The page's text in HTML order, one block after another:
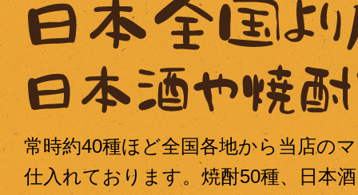
常時約40種ほど全国各地から当店の
仕入れております。焼酎50種、日本